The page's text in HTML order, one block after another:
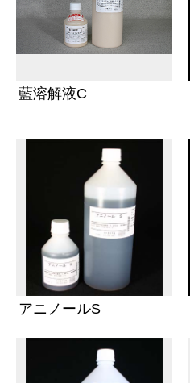
藍溶解液C
アニノールS